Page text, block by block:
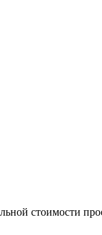
стоимости